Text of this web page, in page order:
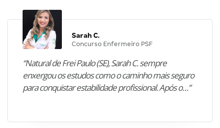
Sarah C.
Concurso Enfermeiro PSF
“Natural de Frei Paulo (SE), Sarah C. sempre
enxergou os estudos como o caminho mais seguro
para conquistar estabilidade profissional. Após o…”